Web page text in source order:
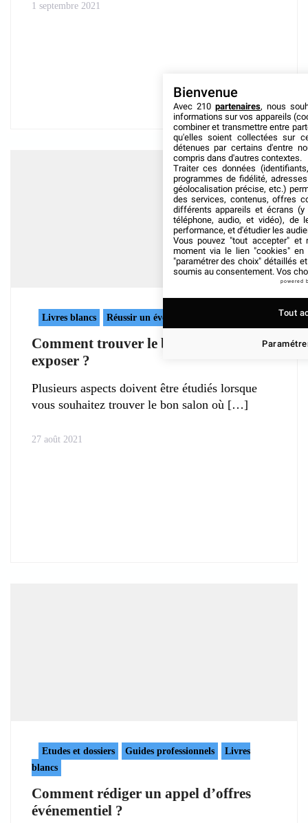
1 septembre 2021
Livres blancs Réussir un événement
Comment trouver le bon salon où
exposer ?
Plusieurs aspects doivent être étudiés lorsque
vous souhaitez trouver le bon salon où
27 août 2021
Etudes et dossiers Guides professionnels
Livres
blancs
Comment rédiger un appel d’offres
événementiel ?
Bienvenue
Avec 210 partenaires, nous
informations sur vos appareils
combiner et transmettre entre
qu'elles soient collectées sur
détenues par certains d'entre
compris dans d'autres contextes.
Traiter ces données
programmes de fidélité,
géolocalisation précise, etc.)
des services, contenus, offres
différents appareils et écrans (y
téléphone, audio, et vidéo), de
performance, et d'étudier les
Vous pouvez "tout accepter" et
moment via le lien "cookies" en
"paramétrer des choix" détaillés
soumis au consentement. Vos
powered
Tout